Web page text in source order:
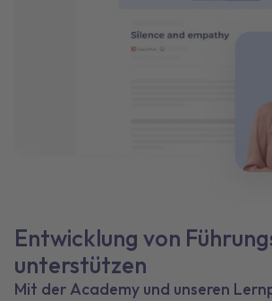
Entwicklung von
unterstützen
Mit der Academy und unseren